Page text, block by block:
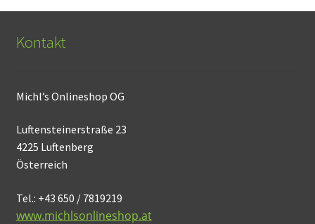
Kontakt
Michl’s Onlineshop OG
Luftensteinerstraße 23
4225 Luftenberg
Österreich
Tel.: +43 650 / 7819219
www.michlsonlineshop.at